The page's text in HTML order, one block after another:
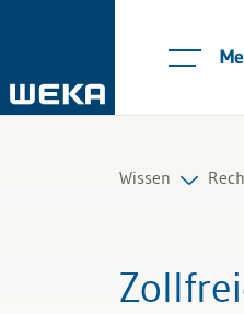
Wissen
Management